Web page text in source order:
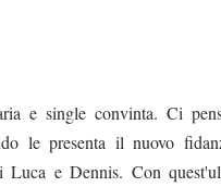
e single convinta. Ci
le presenta il nuovo
e Dennis. Con